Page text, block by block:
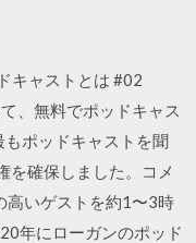
キャストとは #02
、無料でポッドキャス
ポッドキャストを聞
を確保しました。コメ
高いゲストを約1〜3時
年にローガンのポッド